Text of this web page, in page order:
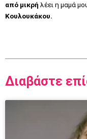
από μικρή λέει η μαμά
Κουλουκάκου.
Διαβάστε